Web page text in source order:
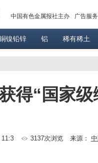
中国有色金属报社主办 广告服务
镍铅锌 铝 稀有稀土
得“国家
11:3 3137次浏览 来源：